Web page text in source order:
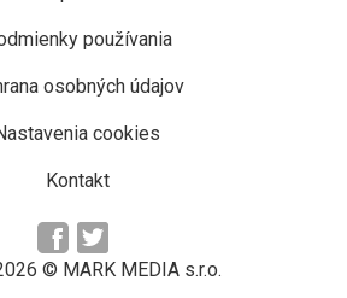
používania
osobných údajov
cookies
Kontakt
© MARK MEDIA s.r.o.